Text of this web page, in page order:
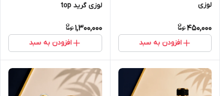
لوزی
450,000
افزودن به سبد
لوزی گرید top
1,300,000
افزودن به سبد